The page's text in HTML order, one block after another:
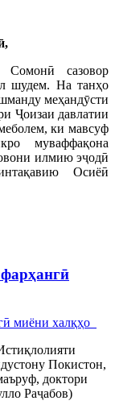
сазовор
шудем. На танҳо
меҳандӯсти
Ҷоизаи давлатии
ки мавсуф
муваффақона
илмию эҷодӣ
Осиёӣ
Покистон,
доктори
Раҷабов)